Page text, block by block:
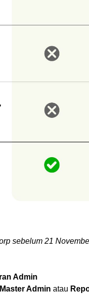
sebelum 21
Admin
Master Admin atau